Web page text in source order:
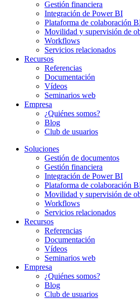
Gestión financiera
Integración de Power BI
Plataforma de colaboración
Movilidad y supervisión de
Workflows
Servicios relacionados
Recursos
Referencias
Documentación
Vídeos
Seminarios web
Empresa
¿Quiénes somos?
Blog
Club de usuarios
Soluciones
Gestión de documentos
Gestión financiera
Integración de Power BI
Plataforma de colaboración
Movilidad y supervisión de
Workflows
Servicios relacionados
Recursos
Referencias
Documentación
Vídeos
Seminarios web
Empresa
¿Quiénes somos?
Blog
Club de usuarios